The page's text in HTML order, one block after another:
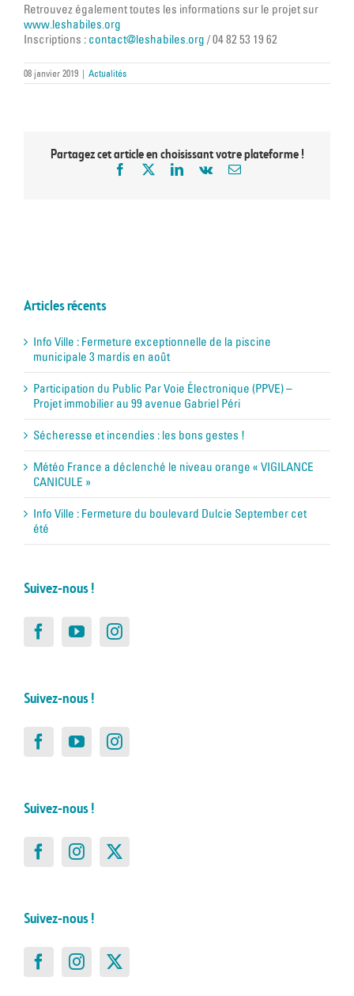
Retrouvez également toutes les informations sur le projet sur
www.leshabiles.org
Inscriptions : contact@leshabiles.org / 04 82 53 19 62
08 janvier 2019 | Actualités
Partagez cet article en choisissant votre plateforme !
Articles récents
Info Ville : Fermeture exceptionnelle de la piscine
municipale 3 mardis en août
Participation du Public Par Voie Électronique (PPVE) –
Projet immobilier au 99 avenue Gabriel Péri
Sécheresse et incendies : les bons gestes !
Météo France a déclenché le niveau orange « VIGILANCE
CANICULE »
Info Ville : Fermeture du boulevard Dulcie September cet
été
Suivez-nous !
Suivez-nous !
Suivez-nous !
Suivez-nous !